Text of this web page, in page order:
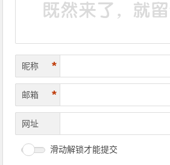
昵称 *
邮箱 *
网址
滑动解锁才能提交